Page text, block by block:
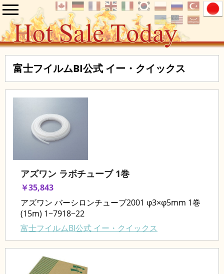
富士フイルムBI公式 イー・クイックス
アズワン ラボチューブ 1巻
￥35,843
アズワン バーシロンチューブ2001 φ3×φ5mm 1巻
(15m) 1−7918−22
富士フイルムBI公式 イー・クイックス